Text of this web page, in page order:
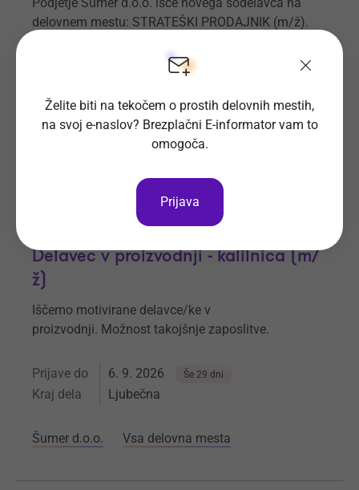
Podjetje Šumer d.o.o. išče novega sodelavca na
delovnem mestu: STRATEŠKI PRODAJNIK (m/ž).
Še 29 dni
Šumer d.o.o. Vsa delovna mesta
Delavec v proizvodnji - kalilnica (m/
ž)
Iščemo motivirane delavce/ke v
proizvodnji. Možnost takojšnje zaposlitve.
Prijave do 6. 9. 2026 Še 29 dni
Kraj dela Ljubečna
Šumer d.o.o. Vsa delovna mesta
Želite biti na tekočem o prostih delovnih mestih,
na svoj e-naslov? Brezplačni E-informator vam to
omogoča.
Prijava